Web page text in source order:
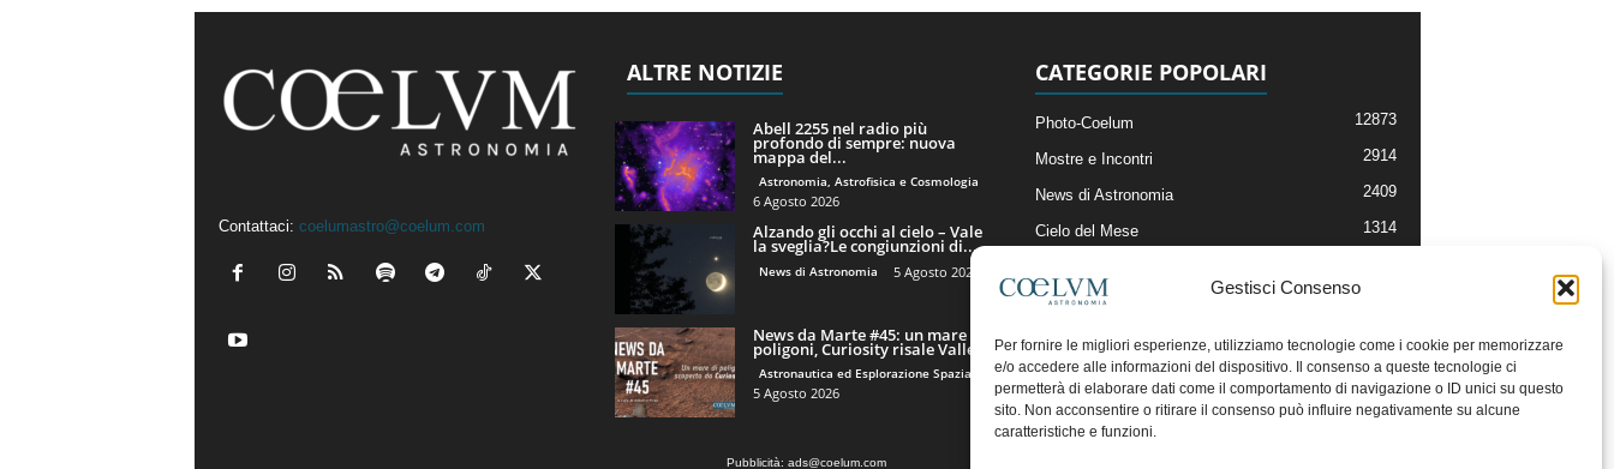
Gestisci Consenso
Per fornire le migliori esperienze, utilizziamo tecnologie come i cookie per memorizzare
e/o accedere alle informazioni del dispositivo. Il consenso a queste tecnologie ci
permetterà di elaborare dati come il comportamento di navigazione o ID unici su questo
sito. Non acconsentire o ritirare il consenso può influire negativamente su alcune
caratteristiche e funzioni.
Contattaci: coelumastro@coelum.com
ALTRE NOTIZIE
Abell 2255 nel radio più
profondo di sempre: nuova
mappa del...
Astronomia, Astrofisica e Cosmologia
6 Agosto 2026
Alzando gli occhi al cielo – Vale
la sveglia?Le congiunzioni di...
News di Astronomia 5 Agosto 2026
News da Marte #45: un mare di
poligoni, Curiosity risale Valle...
Astronautica ed Esplorazione Spaziale
5 Agosto 2026
CATEGORIE POPOLARI
Photo-Coelum 12873
Mostre e Incontri 2914
News di Astronomia 2409
Cielo del Mese 1314
Articoli e Risorse On-Line
Il Blog della Redazione
Pubblicità: ads@coelum.com